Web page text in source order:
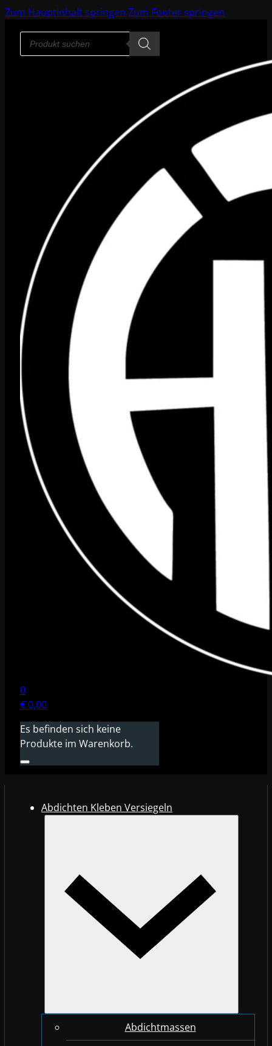
Zum Hauptinhalt springen Zum Footer springen
Products
search
0
€0,00
Es befinden sich keine
Produkte im Warenkorb.
Abdichten Kleben Versiegeln
Abdichtmassen